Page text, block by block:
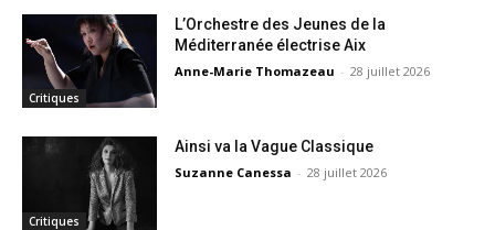
Critiques
L’Orchestre des Jeunes de la
Méditerranée électrise Aix
Anne-Marie Thomazeau - 28 juillet 2026
Critiques
Ainsi va la Vague Classique
Suzanne Canessa - 28 juillet 2026